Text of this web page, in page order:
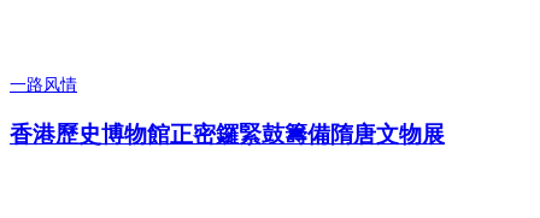
一路风情
香港歷史博物館正密鑼緊鼓籌備隋唐文物展